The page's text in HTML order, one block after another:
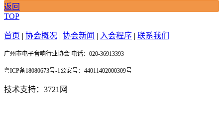
返回
TOP
首页 | 协会概况 | 协会新闻 | 入会程序 | 联系我们
广州市电子音响行业协会 电话：020-36913393
粤ICP备18080673号-1公安号：44011402000309号
技术支持：3721网